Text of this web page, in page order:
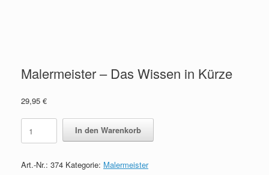
Malermeister – Das Wissen in Kürze
29,95 €
Malermeister
Das
in
In den Warenkorb
Art.-Nr.: 374 Kategorie: Malermeister